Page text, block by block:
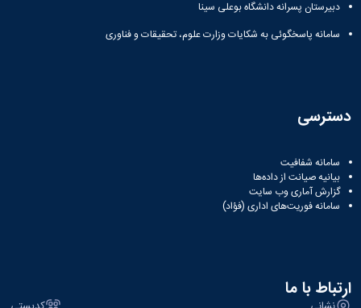
نخبگان
شرکت
های
نامه ها
و
آئین
نامه
نامه
های
پژوهشی
دبیرستان پسرانه دانشگاه بوعلی سینا
سامانه پاسخگوئی به شکایات وزارت علوم، تحقیقات و فناوری
دسترسی
سامانه شفافیت
بیانیه صیانت از داده‌ها
گزارش آماری وب‌ سایت
سامانه فوریت‌های اداری (فؤاد)
ارتباط با ما